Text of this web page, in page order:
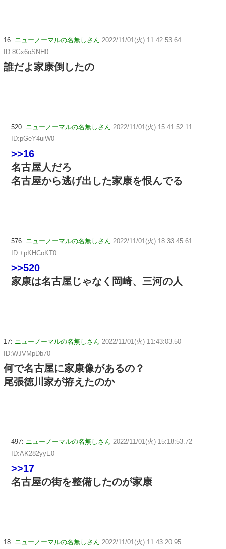
16: ニューノーマルの名無しさん 2022/11/01(火) 11:42:53.64
ID:8Gx6oSNH0
誰だよ家康倒したの
520: ニューノーマルの名無しさん 2022/11/01(火) 15:41:52.11
ID:pGeY4uiW0
>>16
名古屋人だろ
名古屋から逃げ出した家康を恨んでる
576: ニューノーマルの名無しさん 2022/11/01(火) 18:33:45.61
ID:+pKHCoKT0
>>520
家康は名古屋じゃなく岡崎、三河の人
17: ニューノーマルの名無しさん 2022/11/01(火) 11:43:03.50
ID:WJVMpDb70
何で名古屋に家康像があるの？
尾張徳川家が拵えたのか
497: ニューノーマルの名無しさん 2022/11/01(火) 15:18:53.72
ID:AK282yyE0
>>17
名古屋の街を整備したのが家康
18: ニューノーマルの名無しさん 2022/11/01(火) 11:43:20.95